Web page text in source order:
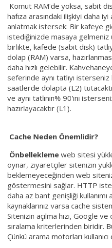
Komut RAM'de yoksa, sabit
hafıza arasındaki ilişkiyi daha
anlatmak istersek: Bir kafeye
istediğinizde masaya gelmeniz
birlikte, kafede (sabit disk)
dolap (RAM) varsa,
daha hızlı gelebilir.
seferinde aynı tatlıyı isterseniz
saatlerde dolapta (L2)
ve aynı tatlının% 90'ını
hazırlayacaktır (L1).
Cache Neden Önemlidir?
Önbellekleme web sitesi
oynar, ziyaretçiler sitenizin
beklemeyeceğinden web
göstermesini sağlar. HTTP
daha az bant genişliği kullanımı
kaynaklarınız varsa cache
Sitenizin açılma hızı, Google
sıralama kriterlerinden biridir.
Çünkü arama motorları